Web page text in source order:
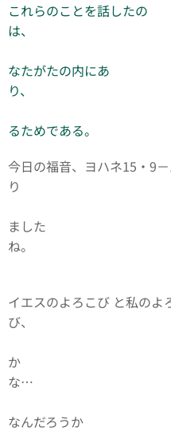
これらのことを話したの
わたし
なたがたの内にあ
あなたがた
るためである。
今日の福音、ヨハネ15・9
この言葉は
ました
イエスのよろこび と私のよ
同じになる
か
イエスの
なんだろうか